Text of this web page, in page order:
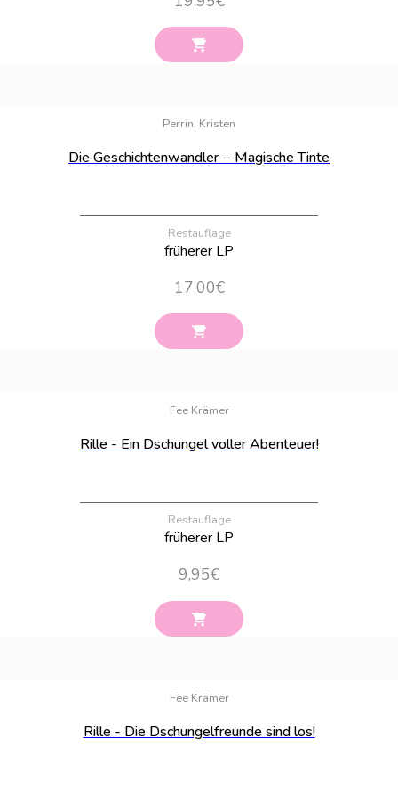
Perrin, Kristen
Die Geschichtenwandler − Magische Tinte
Restauflage
früherer LP
17,00€
Fee Krämer
Rille - Ein Dschungel voller Abenteuer!
Restauflage
früherer LP
9,95€
Fee Krämer
Rille - Die Dschungelfreunde sind los!